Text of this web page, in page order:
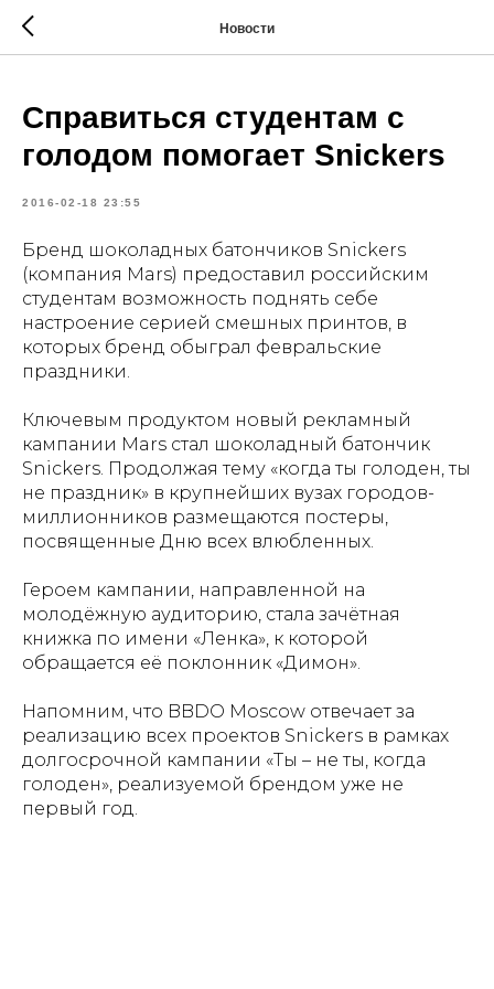
Новости
Справиться студентам с
голодом помогает Snickers
2016-02-18 23:55
Бренд шоколадных батончиков Snickers
(компания Mars) предоставил российским
студентам возможность поднять себе
настроение серией смешных принтов, в
которых бренд обыграл февральские
праздники.
Ключевым продуктом новый рекламный
кампании Mars стал шоколадный батончик
Snickers. Продолжая тему «когда ты голоден, ты
не праздник» в крупнейших вузах городов-
миллионников размещаются постеры,
посвященные Дню всех влюбленных.
Героем кампании, направленной на
молодёжную аудиторию, стала зачётная
книжка по имени «Ленка», к которой
обращается её поклонник «Димон».
Напомним, что BBDO Moscow отвечает за
реализацию всех проектов Snickers в рамках
долгосрочной кампании «Ты – не ты, когда
голоден», реализуемой брендом уже не
первый год.